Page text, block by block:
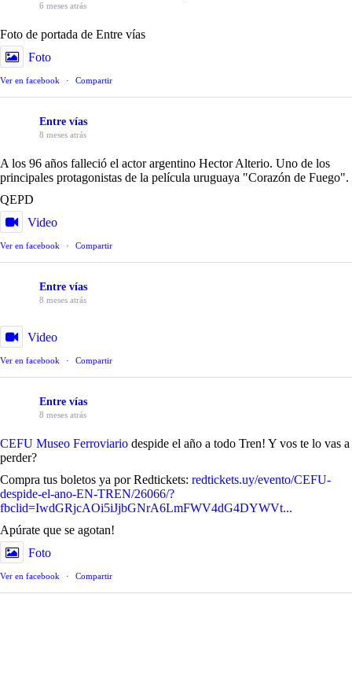
6 meses atrás
Foto de portada de Entre vías
Foto
Ver en facebook · Compartir
Entre vías
8 meses atrás
A los 96 años falleció el actor argentino Hector Alterio. Uno de los
principales protagonistas de la película uruguaya "Corazón de Fuego".
QEPD
Video
Ver en facebook · Compartir
Entre vías
8 meses atrás
Video
Ver en facebook · Compartir
Entre vías
8 meses atrás
CEFU Museo Ferroviario despide el año a todo Tren! Y vos te lo vas a
perder?
Compra tus boletos ya por Redtickets: redtickets.uy/evento/CEFU-
despide-el-ano-EN-TREN/26066/?
fbclid=IwdGRjcAOi5iJjbGNrA6LmFWV4dG4DYWVt...
Apúrate que se agotan!
Foto
Ver en facebook · Compartir